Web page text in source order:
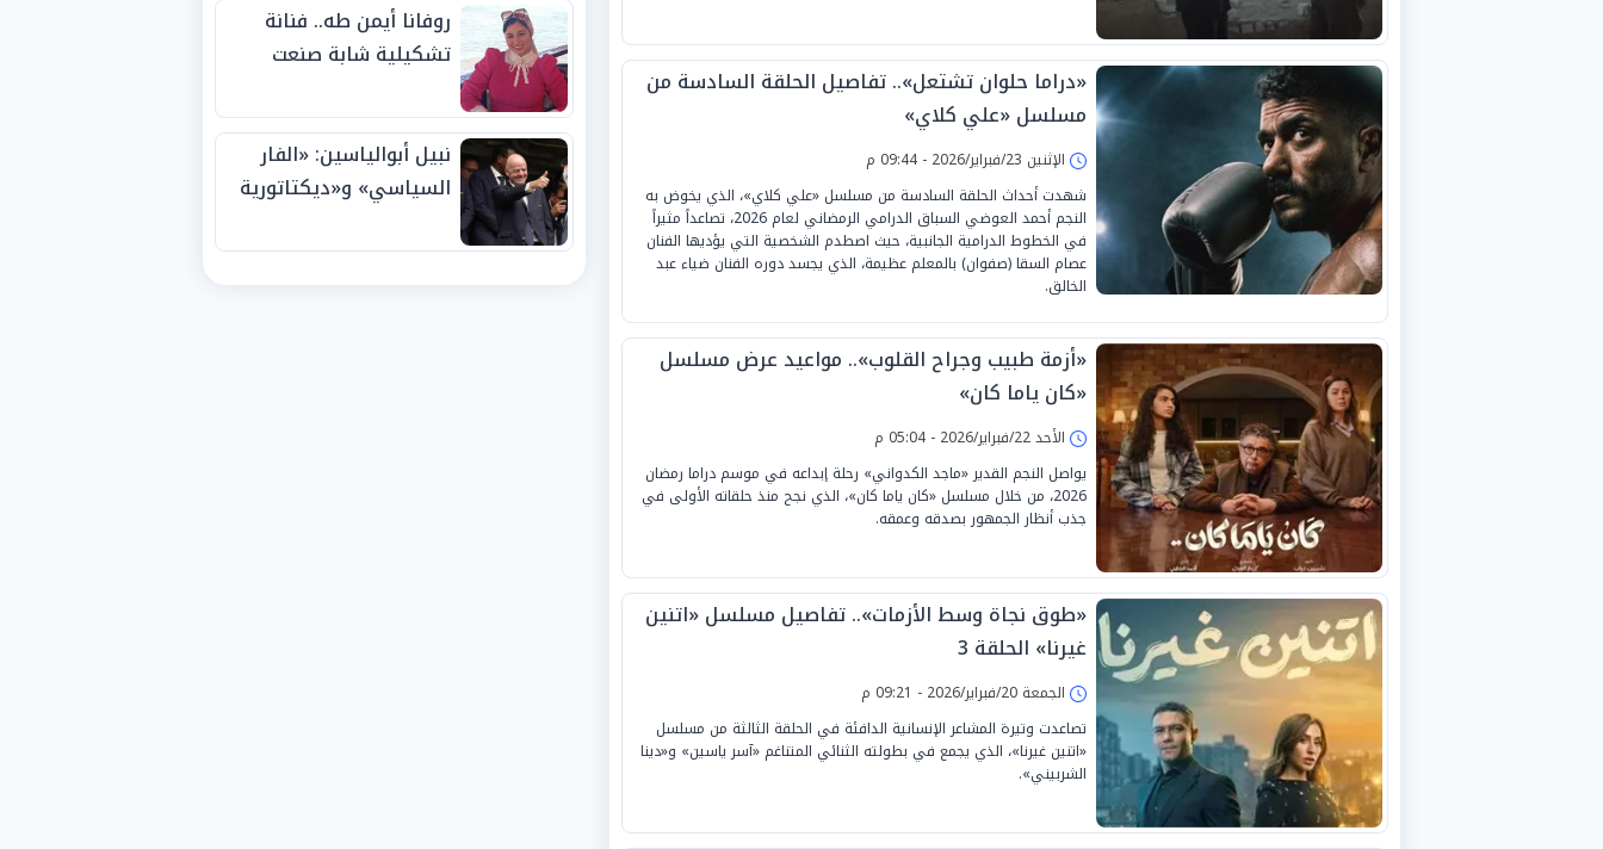
«دراما حلوان تشتعل».. تفاصيل الحلقة السادسة من
مسلسل «علي كلاي»
الإثنين 23/فبراير/2026 - 09:44 م
شهدت أحداث الحلقة السادسة من مسلسل «علي كلاي»، الذي يخوض به
النجم أحمد العوضي السباق الدرامي الرمضاني لعام 2026، تصاعداً مثيراً
في الخطوط الدرامية الجانبية، حيث اصطدم الشخصية التي يؤديها الفنان
عصام السقا (صفوان) بالمعلم عظيمة، الذي يجسد دوره الفنان ضياء عبد
الخالق.
«أزمة طبيب وجراح القلوب».. مواعيد عرض مسلسل
«كان ياما كان»
الأحد 22/فبراير/2026 - 05:04 م
يواصل النجم القدير «ماجد الكدواني» رحلة إبداعه في موسم دراما رمضان
2026، من خلال مسلسل «كان ياما كان»، الذي نجح منذ حلقاته الأولى في
جذب أنظار الجمهور بصدقه وعمقه.
«طوق نجاة وسط الأزمات».. تفاصيل مسلسل «اتنين
غيرنا» الحلقة 3
الجمعة 20/فبراير/2026 - 09:21 م
تصاعدت وتيرة المشاعر الإنسانية الدافئة في الحلقة الثالثة من مسلسل
«اتنين غيرنا»، الذي يجمع في بطولته الثنائي المتناغم «آسر ياسين» و«دينا
الشربيني».
روفانا أيمن طه.. فنانة
تشكيلية شابة صنعت
الجوائز منذ الصغر
نبيل أبوالياسين: «الفار
السياسي» و«ديكتاتورية
الفيفا».. وإقالة